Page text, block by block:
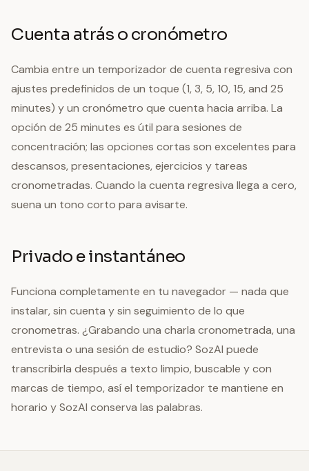
Cuenta atrás o cronómetro
Cambia entre un temporizador de cuenta regresiva con
ajustes predefinidos de un toque (1, 3, 5, 10, 15, and 25
minutes) y un cronómetro que cuenta hacia arriba. La
opción de 25 minutes es útil para sesiones de
concentración; las opciones cortas son excelentes para
descansos, presentaciones, ejercicios y tareas
cronometradas. Cuando la cuenta regresiva llega a cero,
suena un tono corto para avisarte.
Privado e instantáneo
Funciona completamente en tu navegador — nada que
instalar, sin cuenta y sin seguimiento de lo que
cronometras. ¿Grabando una charla cronometrada, una
entrevista o una sesión de estudio? SozAI puede
transcribirla después a texto limpio, buscable y con
marcas de tiempo, así el temporizador te mantiene en
horario y SozAI conserva las palabras.